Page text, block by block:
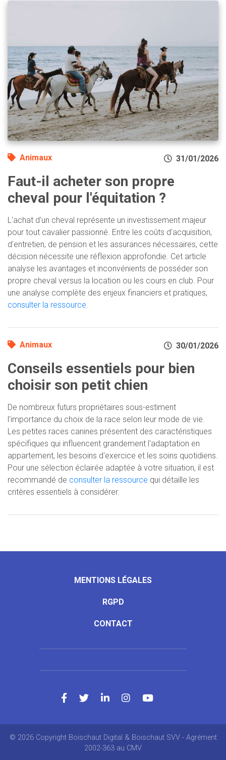
Animaux 31/01/2026
Faut-il acheter son propre
cheval pour l'équitation ?
L'achat d'un cheval représente un investissement majeur
pour tout cavalier passionné. Entre les coûts d'acquisition,
d'entretien, de pension et les assurances nécessaires, cette
décision nécessite une réflexion approfondie. Cet article
analyse les avantages et inconvénients de posséder son
propre cheval versus la location ou les cours en club. Pour
une analyse complète des enjeux financiers et pratiques,
consulter la ressource.
Animaux 30/01/2026
Conseils essentiels pour bien
choisir son petit chien
De nombreux futurs propriétaires sous-estiment
l'importance du choix de la race selon leur mode de vie.
Les petites races canines présentent des caractéristiques
spécifiques qui influencent grandement l'adaptation en
appartement, les besoins d'exercice et les soins quotidiens.
Pour une sélection éclairée adaptée à votre situation, il est
recommandé de consulter la ressource qui détaille les
critères essentiels à considérer.
MENTIONS LÉGALES
RGPD
CONTACT
© 2026 Copyright Boischaut Digital & Boischaut SVV - Agrément
2002-363 au CMV